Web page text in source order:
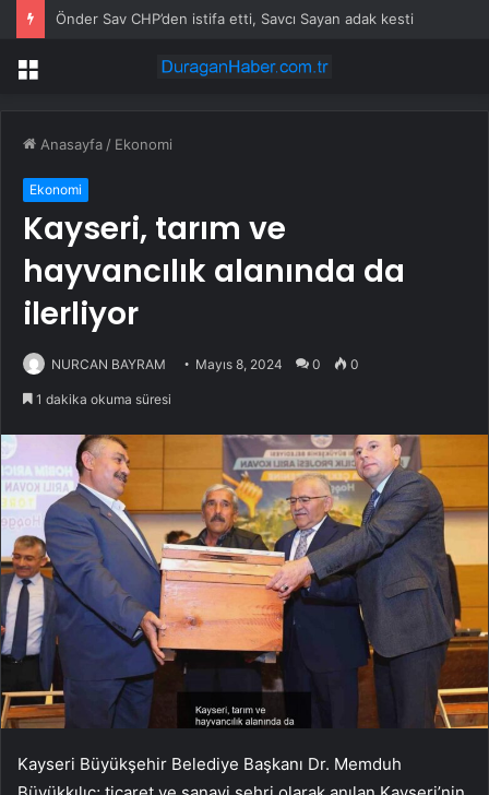
Önder Sav CHP’den istifa etti, Savcı Sayan adak kesti
Menü
Anasayfa / Ekonomi
Ekonomi
Kayseri, tarım ve
hayvancılık alanında da
ilerliyor
NURCAN BAYRAM Mayıs 8, 2024 0 0
1 dakika okuma süresi
Kayseri Büyükşehir Belediye Başkanı Dr. Memduh